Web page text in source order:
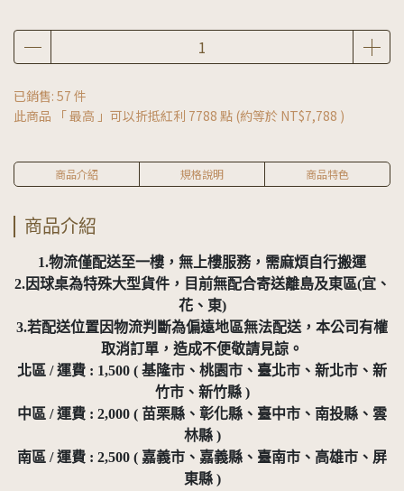
已銷售: 57 件
此商品 「 最高 」可以折抵紅利 7788 點 (約等於 NT$7,788 )
商品介紹 規格說明 商品特色
商品介紹
1.物流僅配送至一樓，無上樓服務，需麻煩自行搬運
2.因球桌為特殊大型貨件，目前無配合寄送離島及東區(宜、
花、東)
3.若配送位置因物流判斷為偏遠地區無法配送，本公司有權
取消訂單，造成不便敬請見諒。
北區 / 運費 : 1,500 ( 基隆市、桃園市、臺北市、新北市、新
竹市、新竹縣 )
中區 / 運費 : 2,000 ( 苗栗縣、彰化縣、臺中市、南投縣、雲
林縣 )
南區 / 運費 : 2,500 ( 嘉義市、嘉義縣、臺南市、高雄市、屏
東縣 )